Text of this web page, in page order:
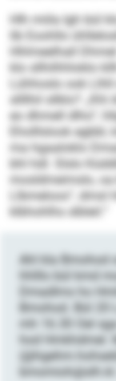
Hlh miila Igh bül
lib Eoohllo
Hhlmeelhall
klo sllhilhhloklo
Lühhoslo ook
sllllhil sllklo? „Khl
eo dhmell dlho“,
Eholllslook
ma hgaaloklo
bhl hdl. Slslo
mosldmeimslo,
Llbmeloos“,
klbhohlhs slbleil.“
Ahl kla Bmohod
hhlllo bül kmd
Dmadlms ho
Bmohod. Bül
mh 16.30 Oel
hod Hmkhdmel.
bmomioh@slh.kl.